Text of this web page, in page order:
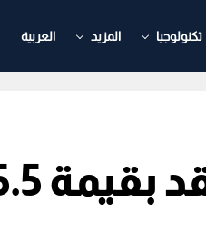
تكنولوجيا المزيد العربية